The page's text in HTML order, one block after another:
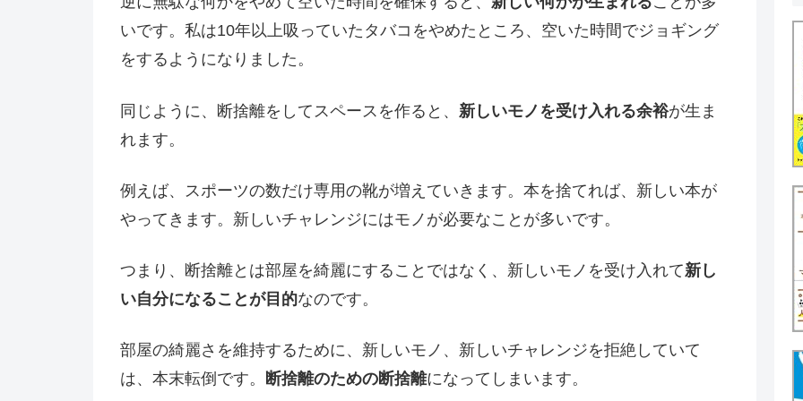
いです。私は10年以上吸っていたタバコをやめたところ、空いた時間でジョギング
をするようになりました。
同じように、断捨離をしてスペースを作ると、 新しいモノを受け入れる余裕が生ま
れます。
例えば、スポーツの数だけ専用の靴が増えていきます。本を捨てれば、新しい本が
やってきます。新しいチャレンジにはモノが必要なことが多いです。
つまり、断捨離とは部屋を綺麗にすることではなく、新しいモノを受け入れて新し
い自分になることが目的なのです。
部屋の綺麗さを維持するために、新しいモノ、新しいチャレンジを拒絶していて
は、本末転倒です。 断捨離のための断捨離になってしまいます。